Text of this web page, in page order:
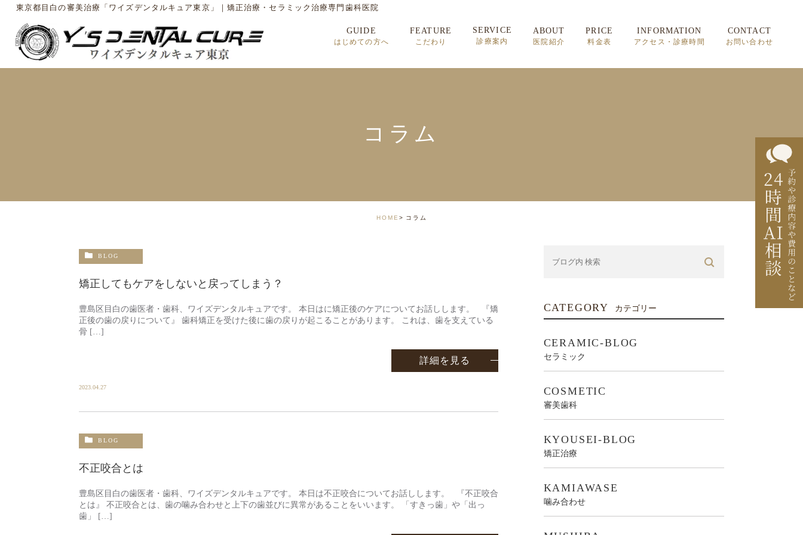
東京都目白の審美治療「ワイズデンタルキュア東京」｜矯正治療・セラミック治療専門歯科医院
GUIDE
はじめての方へ
FEATURE
こだわり
SERVICE
診療案内
ABOUT
医院紹介
PRICE
料金表
INFORMATION
アクセス・診療時間
CONTACT
お問い合わせ
コラム
HOME コラム
BLOG
矯正してもケアをしないと戻ってしまう？
豊島区目白の歯医者・歯科、ワイズデンタルキュアです。 本日はに矯正後のケアについてお話しします。 『矯
正後の歯の戻りについて』 歯科矯正を受けた後に歯の戻りが起こることがあります。 これは、歯を支えている
骨 […]
詳細を見る
2023.04.27
BLOG
不正咬合とは
豊島区目白の歯医者・歯科、ワイズデンタルキュアです。 本日は不正咬合についてお話しします。 『不正咬合
とは』 不正咬合とは、歯の噛み合わせと上下の歯並びに異常があることをいいます。 「すきっ歯」や「出っ
歯」 […]
CATEGORY カテゴリー
CERAMIC-BLOG
セラミック
COSMETIC
審美歯科
KYOUSEI-BLOG
矯正治療
KAMIAWASE
噛み合わせ